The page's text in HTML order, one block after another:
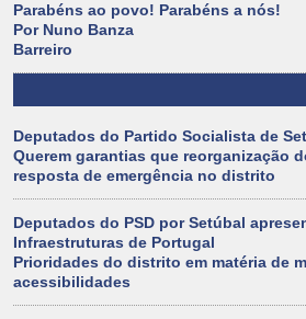
Parabéns ao povo! Parabéns a nós!
Por Nuno Banza
Barreiro
Deputados do Partido Socialista de
Querem garantias que reorganização
resposta de emergência no distrito
Deputados do PSD por Setúbal
Infraestruturas de Portugal
Prioridades do distrito em matéria de
acessibilidades